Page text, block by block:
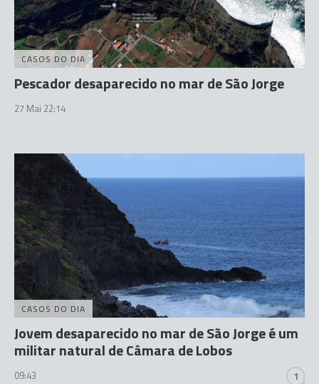
CASOS DO DIA
Pescador desaparecido no mar de São Jorge
27 Mai 22:14
CASOS DO DIA
Jovem desaparecido no mar de São Jorge é um
militar natural de Câmara de Lobos
09:43 1